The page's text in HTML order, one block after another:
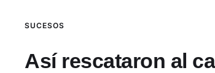
SUCESOS
Así rescataron al